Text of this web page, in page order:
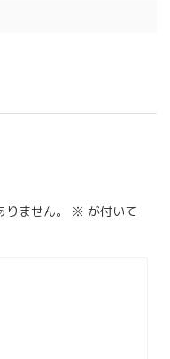
ません。 ※ が付いて